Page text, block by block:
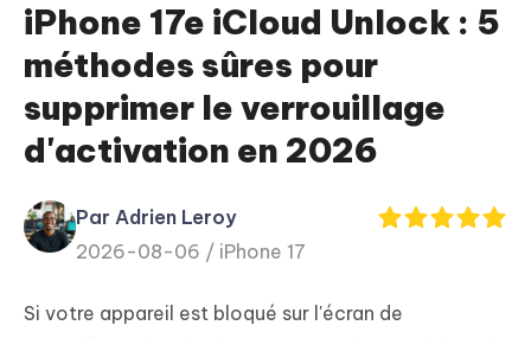
ReiBoot
for iOS
PDF
Editor
iAnyGo
iPhone 17e iCloud Unlock : 5
méthodes sûres pour
supprimer le verrouillage
d'activation en 2026
Par Adrien Leroy
2026-08-06 / iPhone 17
Si votre appareil est bloqué sur l'écran de